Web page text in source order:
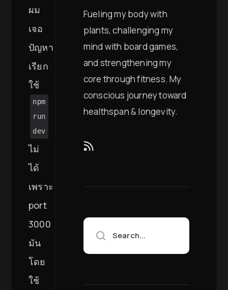
ผม
เจอ
ปัญหา
เรียก
ใช้
npm
run
dev
ไม่
ได้
เพราะ
port
3000
มัน
โดย
ใช้
Fueling my body with
plants, challenging my
mind with board games,
and strengthening my
core through fitness. My
conscious journey toward
healthspan & longevity.
Search...